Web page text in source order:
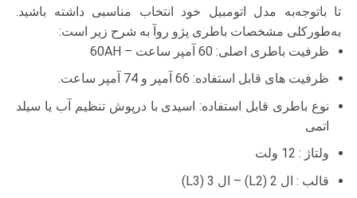
تا با‌توجه‌به مدل اتومبیل خود انتخاب مناسبی داشته باشید.
به‌طورکلی مشخصات باطری پژو روآ به شرح زیر است:
ظرفیت باطری اصلی: 60 آمپر ساعت – 60AH
ظرفیت های قابل استفاده: 66 آمپر و 74 آمپر ساعت.
نوع باطری قابل استفاده: اسیدی با درپوش تنظیم آب یا سیلد
اتمی
ولتاژ : 12 ولت
قالب : ال 2 (L2) – ال 3 (L3)